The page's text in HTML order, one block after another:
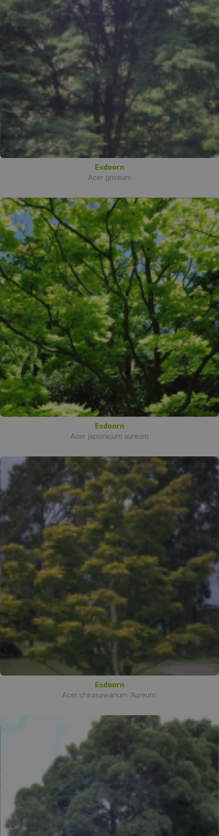
Esdoorn
Acer griseum
Esdoorn
Acer japonicum aureum
Esdoorn
Acer shirasawanum 'Aureum'